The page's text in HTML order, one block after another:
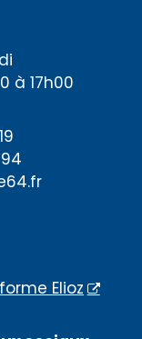
à 17h00
Elioz